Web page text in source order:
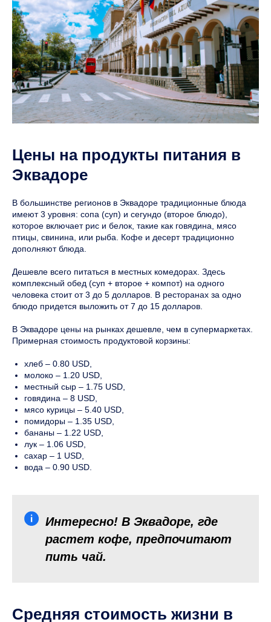
Цены на продукты питания в
Эквадоре
В большинстве регионов в Эквадоре традиционные блюда
имеют 3 уровня: сопа (суп) и сегундо (второе блюдо),
которое включает рис и белок, такие как говядина, мясо
птицы, свинина, или рыба. Кофе и десерт традиционно
дополняют блюда.
Дешевле всего питаться в местных комедорах. Здесь
комплексный обед (суп + второе + компот) на одного
человека стоит от 3 до 5 долларов. В ресторанах за одно
блюдо придется выложить от 7 до 15 долларов.
В Эквадоре цены на рынках дешевле, чем в супермаркетах.
Примерная стоимость продуктовой корзины:
хлеб – 0.80 USD,
молоко – 1.20 USD,
местный сыр – 1.75 USD,
говядина – 8 USD,
мясо курицы – 5.40 USD,
помидоры – 1.35 USD,
бананы – 1.22 USD,
лук – 1.06 USD,
сахар – 1 USD,
вода – 0.90 USD.
Интересно! В Эквадоре, где
растет кофе, предпочитают
пить чай.
Средняя стоимость жизни в